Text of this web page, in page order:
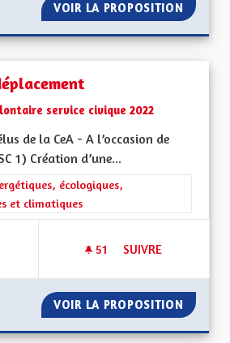
VOIR LA PROPOSITION
service civique 2022
de la CeA - A l’occasion de
1) Création d’une...
de la catégorie : Les transitions
écologiques,
et climatiques
51 51 ABONNÉS
SUIVRE
VOIR LA PROPOSITION